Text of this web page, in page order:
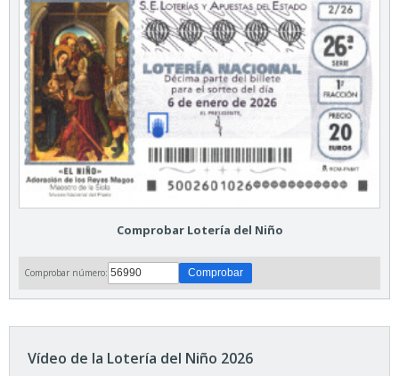
Comprobar Lotería del Niño
Comprobar número:
Vídeo de la Lotería del Niño 2026